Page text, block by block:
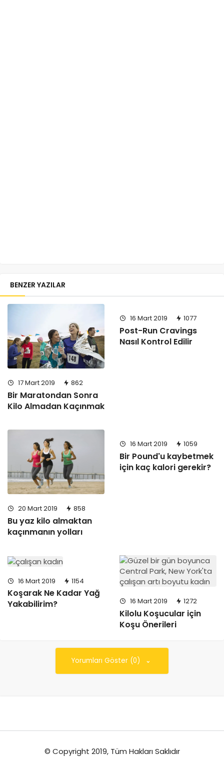
BENZER YAZILAR
17 Mart 2019 862
Bir Maratondan Sonra
Kilo Almadan Kaçınmak
16 Mart 2019 1077
Post-Run Cravings
Nasıl Kontrol Edilir
20 Mart 2019 858
Bu yaz kilo almaktan
kaçınmanın yolları
16 Mart 2019 1059
Bir Pound'u kaybetmek
için kaç kalori gerekir?
16 Mart 2019 1154
Koşarak Ne Kadar Yağ
Yakabilirim?
16 Mart 2019 1272
Kilolu Koşucular için
Koşu Önerileri
Yorumları Göster (0)
© Copyright 2019, Tüm Hakları Saklıdır